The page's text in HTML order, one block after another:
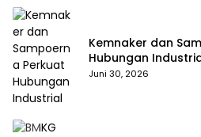
Kemnaker dan
Hubungan
Juni 30, 2026